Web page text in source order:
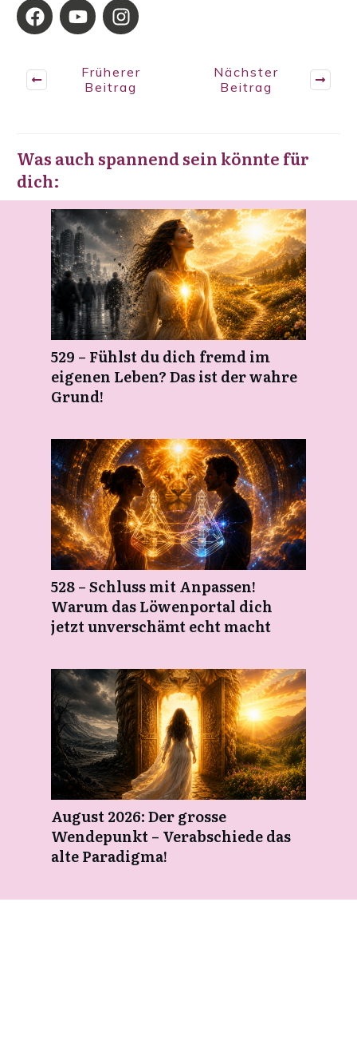
Früherer
Beitrag
Nächster
Beitrag
Was auch spannend sein könnte für
dich:
529 – Fühlst du dich fremd im
eigenen Leben? Das ist der wahre
Grund!
528 – Schluss mit Anpassen!
Warum das Löwenportal dich
jetzt unverschämt echt macht
August 2026: Der grosse
Wendepunkt – Verabschiede das
alte Paradigma!